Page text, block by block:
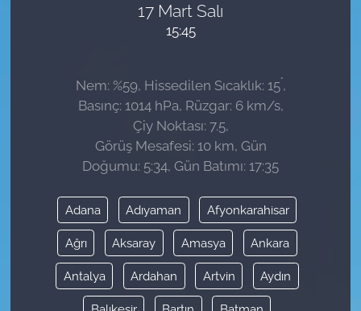
17 Mart Salı
15:45
Nem: %59, Hissedilen Sıcaklık: 15°,
Basınç: 1014 hPa, Rüzgar: 6 km/s,
Çiy Noktası: 7.5,
Görüş Mesafesi: 10 km, Gün
Doğumu: 5:34, Gün Batımı: 17:35
Adana Adıyaman Afyonkarahisar
Ağrı Aksaray Amasya Ankara
Antalya Ardahan Artvin Aydın